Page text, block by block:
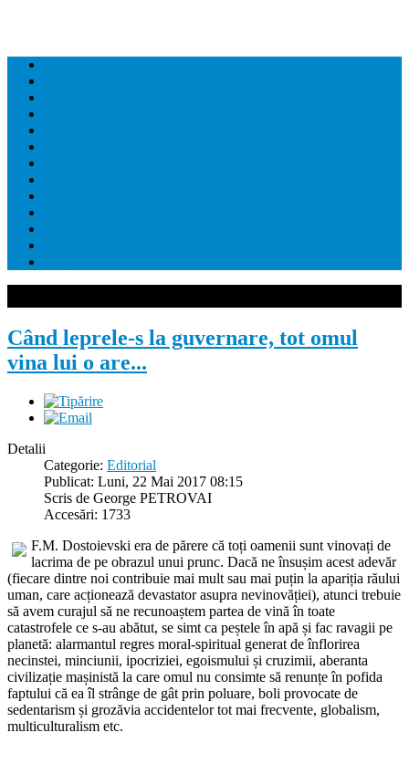
Când leprele-s la guvernare, tot omul
vina lui o are...
Detalii
Categorie: Editorial
Publicat: Luni, 22 Mai 2017 08:15
Scris de George PETROVAI
Accesări: 1733
F.M. Dostoievski era de părere că toți oamenii sunt vinovați de
lacrima de pe obrazul unui prunc. Dacă ne însușim acest adevăr
(fiecare dintre noi contribuie mai mult sau mai puțin la apariția răului
uman, care acționează devastator asupra nevinovăției), atunci trebuie
să avem curajul să ne recunoaștem partea de vină în toate
catastrofele ce s-au abătut, se simt ca peștele în apă și fac ravagii pe
planetă: alarmantul regres moral-spiritual generat de înflorirea
necinstei, minciunii, ipocriziei, egoismului și cruzimii, aberanta
civilizație mașinistă la care omul nu consimte să renunțe în pofida
faptului că ea îl strânge de gât prin poluare, boli provocate de
sedentarism și grozăvia accidentelor tot mai frecvente, globalism,
multiculturalism etc.